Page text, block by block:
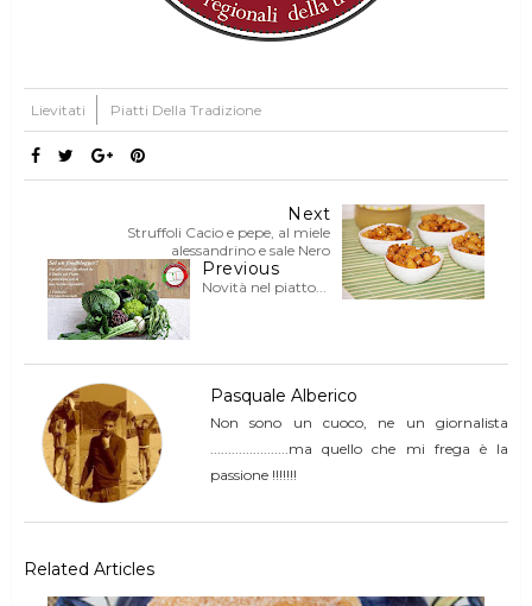
Lievitati Piatti Della Tradizione
Next
Struffoli Cacio e pepe, al miele
alessandrino e sale Nero
Previous
Novità nel piatto...
Pasquale Alberico
Non sono un cuoco, ne un giornalista
......................ma quello che mi frega è la
passione !!!!!!!
Related Articles